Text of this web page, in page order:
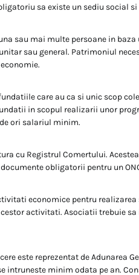
sa existe un sediu social
sau mai multe persoane in
sau general. Patrimoniul
care au ca si unic scop
in scopul realizarii unor
ori salariul minim.
cu Registrul Comertului.
obligatorii pentru un
economice pentru
activitati. Asociatii trebuie
este reprezentat de Adunarea
intruneste minim odata pe an.